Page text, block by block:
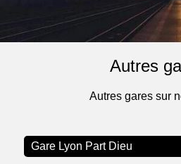
Autres
Autres gares sur
Gare Lyon Part Dieu